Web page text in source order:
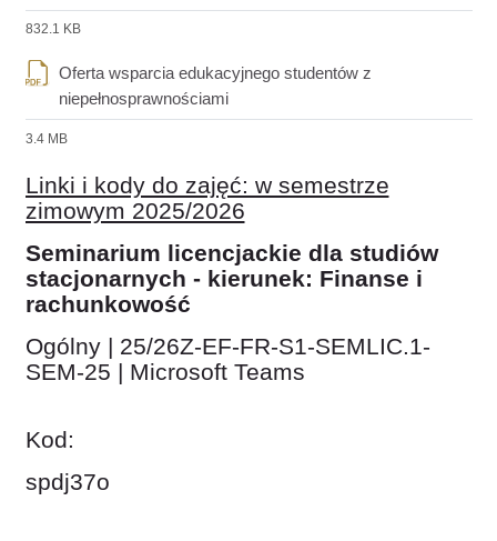
832.1 KB
Oferta wsparcia edukacyjnego studentów z
niepełnosprawnościami
3.4 MB
Linki i kody do zajęć: w semestrze
zimowym 2025/2026
Seminarium licencjackie dla studiów
stacjonarnych - kierunek: Finanse i
rachunkowość
Ogólny | 25/26Z-EF-FR-S1-SEMLIC.1-
SEM-25 | Microsoft Teams
Kod:
spdj37o